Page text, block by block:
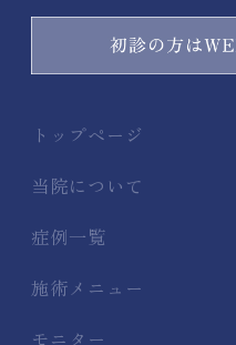
トップページ
当院について
症例一覧
施術メニュー
モニター